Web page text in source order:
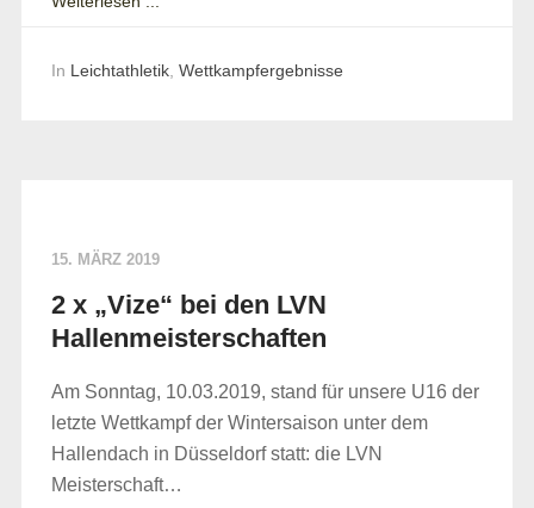
In Leichtathletik, Wettkampfergebnisse
15. MÄRZ 2019
2 x „Vize“ bei den LVN
Hallenmeisterschaften
Am Sonntag, 10.03.2019, stand für unsere U16 der
letzte Wettkampf der Wintersaison unter dem
Hallendach in Düsseldorf statt: die LVN
Meisterschaft…